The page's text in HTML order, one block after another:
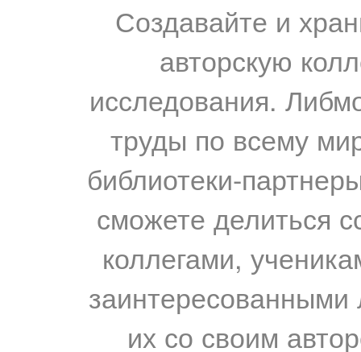
Создавайте и
авторскую
исследования.
труды по всему
библиотеки-
сможете делиться
коллегами,
их со своим